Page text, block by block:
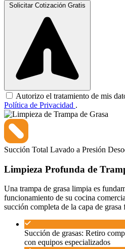
Solicitar Cotización Gratis
Autorizo el tratamiento de mis
Política de Privacidad .
Succión Total Lavado a Presión
Limpieza Profunda de
Una trampa de grasa limpia es
funcionamiento de su cocina
succión completa de la capa de
Succión de grasas: Retiro
con equipos especializados